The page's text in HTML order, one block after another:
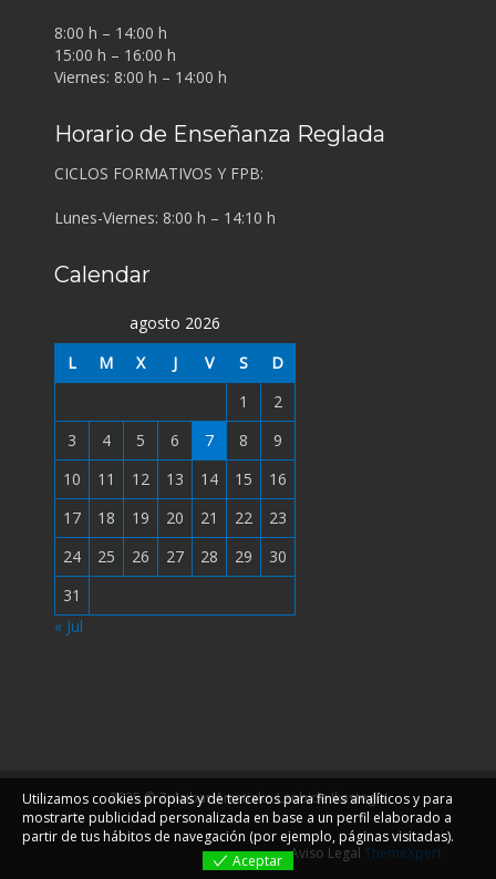
8:00 h – 14:00 h
15:00 h – 16:00 h
Viernes: 8:00 h – 14:00 h
Horario de Enseñanza Reglada
CICLOS FORMATIVOS Y FPB:
Lunes-Viernes: 8:00 h – 14:10 h
Calendar
agosto 2026
L
M X J V S
D
1
2
3
4 5 6 7 8
9
10
11 12 13 14 15
16
17
18 19 20 21 22
23
24
25 26 27 28 29
30
31
« Jul
2025 © Zulaibar Arratiako Lanbide Ikastegia
Aviso LegalThemeXpert
Utilizamos cookies propias y de terceros para fines analíticos y para
mostrarte publicidad personalizada en base a un perfil elaborado a
partir de tus hábitos de navegación (por ejemplo, páginas visitadas).
Aceptar